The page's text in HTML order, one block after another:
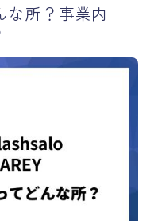
な所？事業内